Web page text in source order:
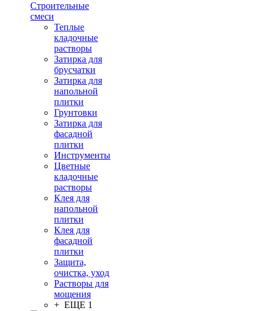
Строительные
смеси
Теплые
кладочные
растворы
Затирка для
брусчатки
Затирка для
напольной
плитки
Грунтовки
Затирка для
фасадной
плитки
Инструменты
Цветные
кладочные
растворы
Клея для
напольной
плитки
Клея для
фасадной
плитки
Защита,
очистка, уход
Растворы для
мощения
+ ЕЩЕ 1